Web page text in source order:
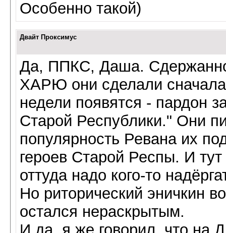
Особенно такой)
Двайт Проксимус
Да, ППКС, Даша.
ХАРЮ они сделали
недели появятся - пардон
Старой Республики." Они
популярность Ревана их
героев Старой Респы. И
оттуда надо кого-то
Но риторический эничкин
остался нераскрытым.